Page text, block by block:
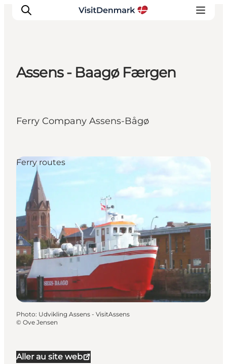
Quoi faire
Hébergements
Assens - Baagø Færgen
Ferry Company Assens-Bågø
Aller au site web
Ferry routes
Photo: Udvikling Assens - VisitAssens
© Ove Jensen